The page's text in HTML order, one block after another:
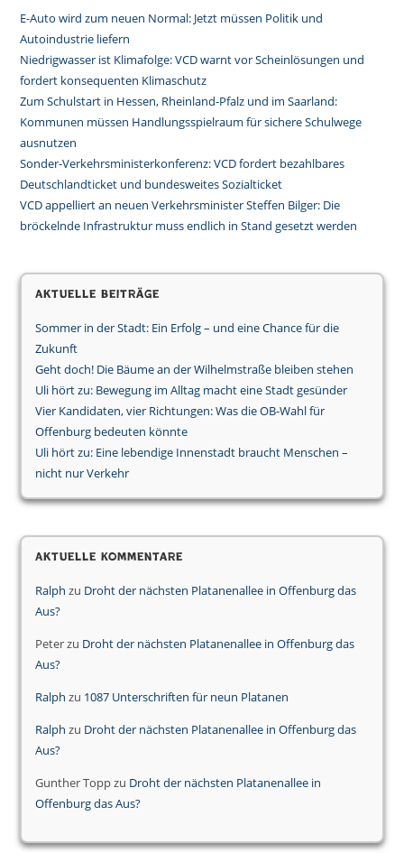
E-Auto wird zum neuen Normal: Jetzt müssen Politik und
Autoindustrie liefern
Niedrigwasser ist Klimafolge: VCD warnt vor Scheinlösungen und
fordert konsequenten Klimaschutz
Zum Schulstart in Hessen, Rheinland-Pfalz und im Saarland:
Kommunen müssen Handlungsspielraum für sichere Schulwege
ausnutzen
Sonder-Verkehrsministerkonferenz: VCD fordert bezahlbares
Deutschlandticket und bundesweites Sozialticket
VCD appelliert an neuen Verkehrsminister Steffen Bilger: Die
bröckelnde Infrastruktur muss endlich in Stand gesetzt werden
Aktuelle Beiträge
Sommer in der Stadt: Ein Erfolg – und eine Chance für die
Zukunft
Geht doch! Die Bäume an der Wilhelmstraße bleiben stehen
Uli hört zu: Bewegung im Alltag macht eine Stadt gesünder
Vier Kandidaten, vier Richtungen: Was die OB-Wahl für
Offenburg bedeuten könnte
Uli hört zu: Eine lebendige Innenstadt braucht Menschen –
nicht nur Verkehr
Aktuelle Kommentare
Ralph zu Droht der nächsten Platanenallee in Offenburg das
Aus?
Peterzu Droht der nächsten Platanenallee in Offenburg das
Aus?
Ralph zu 1087 Unterschriften für neun Platanen
Ralph zu Droht der nächsten Platanenallee in Offenburg das
Aus?
Gunther Toppzu Droht der nächsten Platanenallee in
Offenburg das Aus?